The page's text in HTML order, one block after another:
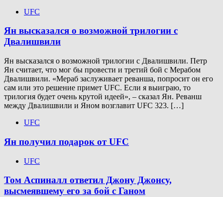
UFC
Ян высказался о возможной трилогии с
Двалишвили
Ян высказался о возможной трилогии с Двалишвили. Петр
Ян считает, что мог бы провести и третий бой с Мерабом
Двалишвили. «Мераб заслуживает реванша, попросит он его
сам или это решение примет UFC. Если я выиграю, то
трилогия будет очень крутой идеей», – сказал Ян. Реванш
между Двалишвили и Яном возглавит UFC 323. […]
UFC
Ян получил подарок от UFC
UFC
Том Аспиналл ответил Джону Джонсу,
высмеявшему его за бой с Ганом